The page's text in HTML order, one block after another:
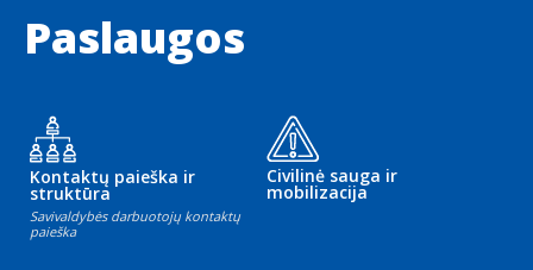
Paslaugos
Kontaktų paieška ir
struktūra
Savivaldybės darbuotojų kontaktų
paieška
Civilinė sauga ir
mobilizacija